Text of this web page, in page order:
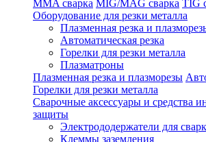
MMA сварка MIG/MAG сварка TIG
Оборудование для резки металла
Плазменная резка и
Автоматическая резка
Горелки для резки металла
Плазматроны
Плазменная резка и плазморезы
Горелки для резки металла
Сварочные аксессуары и средства
защиты
Электрододержатели для
Клеммы заземления